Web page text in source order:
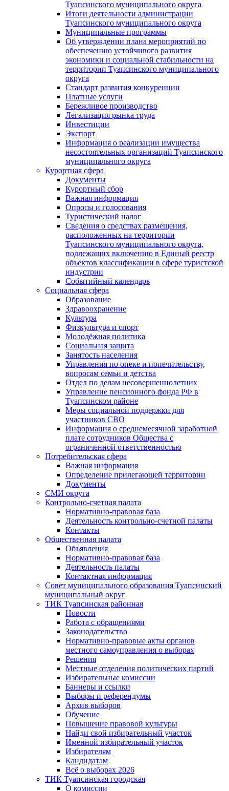
Туапсинского муниципального округа
Итоги деятельности администрации
Туапсинского муниципального округа
Муниципальные программы
Об утверждении плана мероприятий по
обеспечению устойчивого развития
экономики и социальной стабильности на
территории Туапсинского муниципального
округа
Стандарт развития конкуренции
Платные услуги
Бережливое производство
Легализация рынка труда
Инвестиции
Экспорт
Информация о реализации имущества
несостоятельных организаций Туапсинского
муниципального округа
Курортная сфера
Документы
Курортный сбор
Важная информация
Опросы и голосования
Туристический налог
Сведения о средствах размещения,
расположенных на территории
Туапсинского муниципального округа,
подлежащих включению в Единый реестр
объектов классификации в сфере туристской
индустрии
Событийный календарь
Социальная сфера
Образование
Здравоохранение
Культура
Физкультура и спорт
Молодёжная политика
Социальная защита
Занятость населения
Управления по опеке и попечительству,
вопросам семьи и детства
Отдел по делам несовершеннолетних
Управление пенсионного фонда РФ в
Туапсинском районе
Меры социальной поддержки для
участников СВО
Информация о среднемесячной заработной
плате сотрудников Общества с
ограниченной ответственностью
Потребительская сфера
Важная информация
Определение прилегающей территории
Документы
СМИ округа
Контрольно-счетная палата
Нормативно-правовая база
Деятельность контрольно-счетной палаты
Контакты
Общественная палата
Объявления
Нормативно-правовая база
Деятельность палаты
Контактная информация
Совет муниципального образования Туапсинский
муниципальный округ
ТИК Туапсинская районная
Новости
Работа с обращениями
Законодательство
Нормативно-правовые акты органов
местного самоуправления о выборах
Решения
Местные отделения политических партий
Избирательные комиссии
Баннеры и ссылки
Выборы и референдумы
Архив выборов
Обучение
Повышение правовой культуры
Найди свой избирательный участок
Именной избирательный участок
Избирателям
Кандидатам
Всё о выборах 2026
ТИК Туапсинская городская
О комиссии